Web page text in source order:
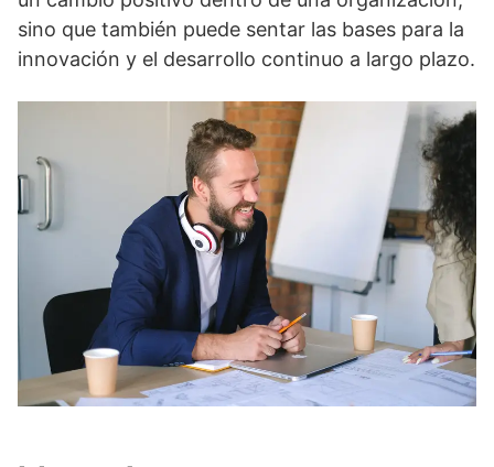
sino que también puede sentar las bases para la
innovación y el desarrollo continuo a largo plazo.